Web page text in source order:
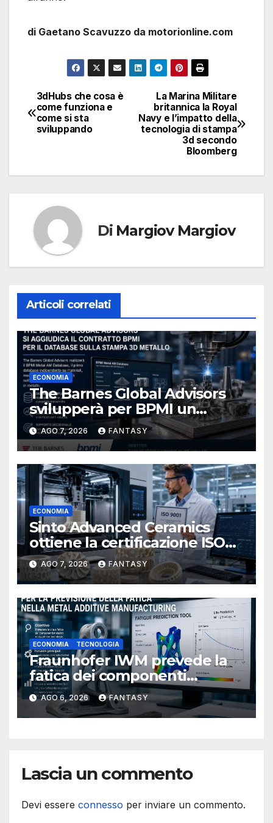
di Gaetano Scavuzzo da motorionline.com
Navigazione
articoli
La Marina Militare
britannica la Royal
Navy e l’impatto della
tecnologia di stampa
3d secondo
Bloomberg
3dHubs che cosa è
come funziona e
come si sta
sviluppando
Di Margiov Margiov
Articoli correlati
ECONOMIA
The Barnes Global Advisors
svilupperà per BPMI un
database per la stampa 3D
metallica destinata alla filiera
navale statunitense
AGO 7, 2026 FANTASY
ECONOMIA
Sinto Advanced Ceramics
ottiene la certificazione ISO
9001 per la stampa 3D di
ceramiche tecniche
AGO 7, 2026 FANTASY
ECONOMIA TECNOLOGIA
Fraunhofer IWM prevede la
fatica dei componenti
metallici stampati in 3D
AGO 6, 2026 FANTASY
Lascia un commento
Devi essere connesso per inviare un commento.